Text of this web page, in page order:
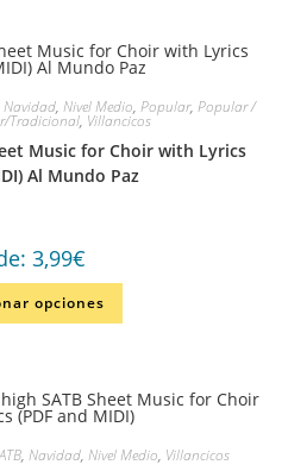
Navidad, Nivel Medio, Popular, Popular /
Tradicional, Villancicos
Music for Choir with Lyrics
Al Mundo Paz
3,99€
opciones
, Navidad, Nivel Medio, Villancicos